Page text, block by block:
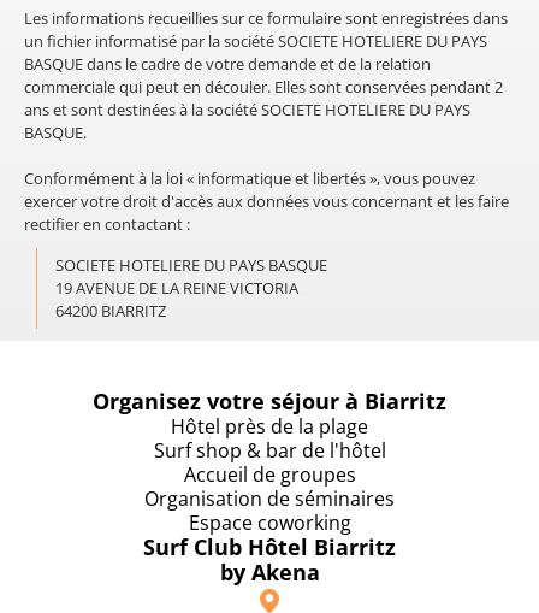
Les informations recueillies sur ce formulaire sont enregistrées dans
un fichier informatisé par la société SOCIETE HOTELIERE DU PAYS
BASQUE dans le cadre de votre demande et de la relation
commerciale qui peut en découler. Elles sont conservées pendant 2
ans et sont destinées à la société SOCIETE HOTELIERE DU PAYS
BASQUE.
Conformément à la loi « informatique et libertés », vous pouvez
exercer votre droit d'accès aux données vous concernant et les faire
rectifier en contactant :
SOCIETE HOTELIERE DU PAYS BASQUE
19 AVENUE DE LA REINE VICTORIA
64200 BIARRITZ
Organisez votre séjour à Biarritz
Hôtel près de la plage
Surf shop & bar de l'hôtel
Accueil de groupes
Organisation de séminaires
Espace coworking
Surf Club Hôtel Biarritz
by Akena